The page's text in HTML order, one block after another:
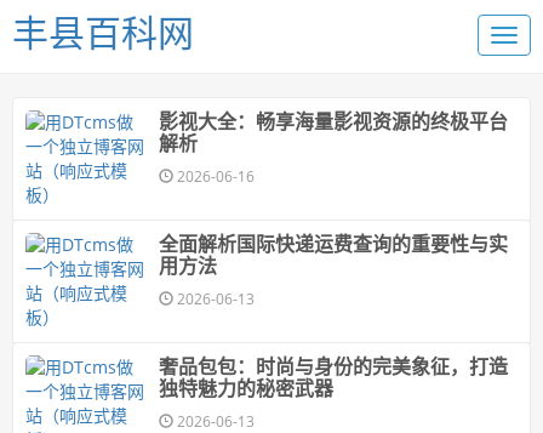
丰县百科网
影视大全：畅享海量影视资源的终极平台
解析
2026-06-16
全面解析国际快递运费查询的重要性与实
用方法
2026-06-13
奢品包包：时尚与身份的完美象征，打造
独特魅力的秘密武器
2026-06-13